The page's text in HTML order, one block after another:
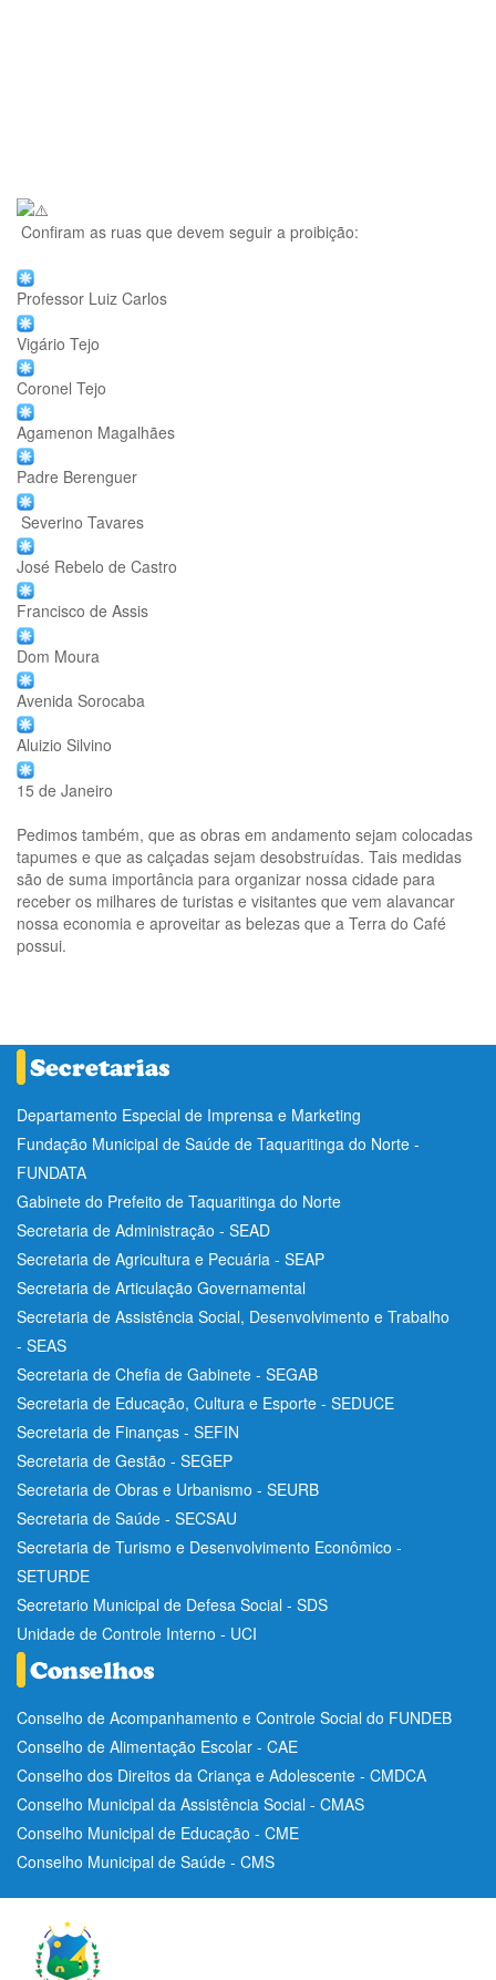
Confiram as ruas que devem seguir a proibição:
Professor Luiz Carlos
Vigário Tejo
Coronel Tejo
Agamenon Magalhães
Padre Berenguer
Severino Tavares
José Rebelo de Castro
Francisco de Assis
Dom Moura
Avenida Sorocaba
Aluizio Silvino
15 de Janeiro
Pedimos também, que as obras em andamento sejam colocadas
tapumes e que as calçadas sejam desobstruídas. Tais medidas
são de suma importância para organizar nossa cidade para
receber os milhares de turistas e visitantes que vem alavancar
nossa economia e aproveitar as belezas que a Terra do Café
possui.
Departamento Especial de Imprensa e Marketing
Fundação Municipal de Saúde de Taquaritinga do Norte -
FUNDATA
Gabinete do Prefeito de Taquaritinga do Norte
Secretaria de Administração - SEAD
Secretaria de Agricultura e Pecuária - SEAP
Secretaria de Articulação Governamental
Secretaria de Assistência Social, Desenvolvimento e Trabalho
- SEAS
Secretaria de Chefia de Gabinete - SEGAB
Secretaria de Educação, Cultura e Esporte - SEDUCE
Secretaria de Finanças - SEFIN
Secretaria de Gestão - SEGEP
Secretaria de Obras e Urbanismo - SEURB
Secretaria de Saúde - SECSAU
Secretaria de Turismo e Desenvolvimento Econômico -
SETURDE
Secretario Municipal de Defesa Social - SDS
Unidade de Controle Interno - UCI
Conselho de Acompanhamento e Controle Social do FUNDEB
Conselho de Alimentação Escolar - CAE
Conselho dos Direitos da Criança e Adolescente - CMDCA
Conselho Municipal da Assistência Social - CMAS
Conselho Municipal de Educação - CME
Conselho Municipal de Saúde - CMS